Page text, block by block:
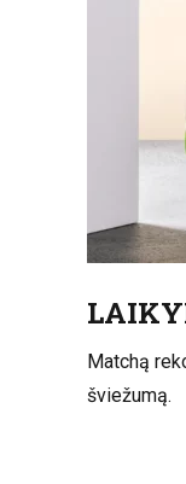
Matchą
šviežumą.